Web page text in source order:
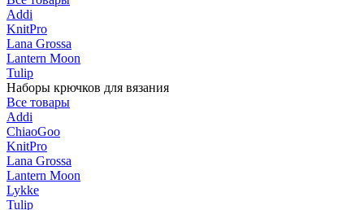
Addi
KnitPro
Lana Grossa
Lantern Moon
Tulip
Наборы крючков для вязания
Все товары
Addi
ChiaoGoo
KnitPro
Lana Grossa
Lantern Moon
Lykke
Tulip